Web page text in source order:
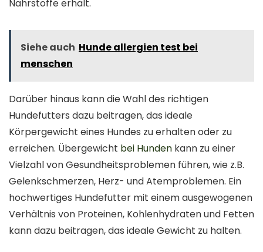
Nährstoffe erhält.
Siehe auch Hunde allergien test bei
menschen
Darüber hinaus kann die Wahl des richtigen
Hundefutters dazu beitragen, das ideale
Körpergewicht eines Hundes zu erhalten oder zu
erreichen. Übergewicht bei Hunden kann zu einer
Vielzahl von Gesundheitsproblemen führen, wie z.B.
Gelenkschmerzen, Herz- und Atemproblemen. Ein
hochwertiges Hundefutter mit einem ausgewogenen
Verhältnis von Proteinen, Kohlenhydraten und Fetten
kann dazu beitragen, das ideale Gewicht zu halten.